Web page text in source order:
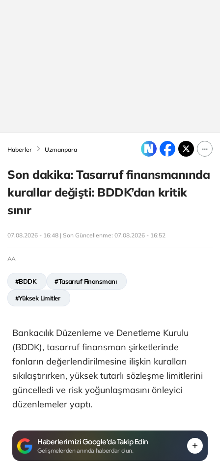
Haberler Uzmanpara
Son dakika: Tasarruf finansmanında
kurallar değişti: BDDK’dan kritik
sınır
07.08.2026 - 16:48 | Son Güncellenme: 07.08.2026 - 16:52
AA
#BDDK #Tasarruf Finansmanı
#Yüksek Limitler
Bankacılık Düzenleme ve Denetleme Kurulu
(BDDK), tasarruf finansman şirketlerinde
fonların değerlendirilmesine ilişkin kuralları
sıkılaştırırken, yüksek tutarlı sözleşme limitlerini
güncelledi ve risk yoğunlaşmasını önleyici
düzenlemeler yaptı.
Haberlerimizi Google'da Takip Edin
Gelişmelerden anında haberdar olun.